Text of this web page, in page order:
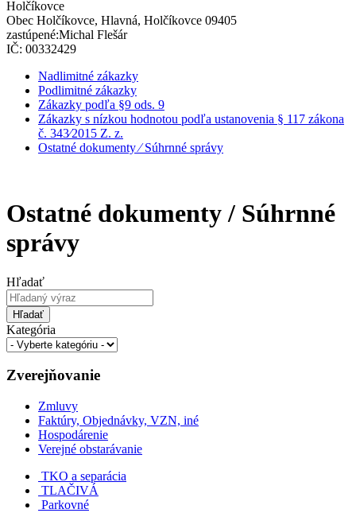
Holčíkovce
Obec Holčíkovce, Hlavná, Holčíkovce 09405
zastúpené:Michal Flešár
IČ: 00332429
Nadlimitné zákazky
Podlimitné zákazky
Zákazky podľa §9 ods. 9
Zákazky s nízkou hodnotou podľa ustanovenia § 117 zákona
č. 343⁄2015 Z. z.
Ostatné dokumenty ⁄ Súhrnné správy
Ostatné dokumenty / Súhrnné
správy
Hľadať
Hľadať
Kategória
Zverejňovanie
Zmluvy
Faktúry, Objednávky, VZN, iné
Hospodárenie
Verejné obstarávanie
TKO a separácia
TLAČIVÁ
Parkovné